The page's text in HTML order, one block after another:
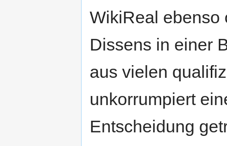
WikiReal ebenso
Dissens in einer
aus vielen
unkorrumpiert
Entscheidung